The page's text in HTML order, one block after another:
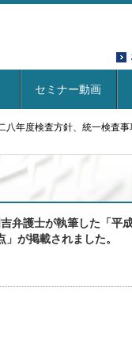
セミナー動画
年度検査方針、統一検査事
弁護士が執筆した「平
が掲載されました。